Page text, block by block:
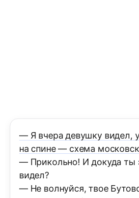
— Я вчера девушку видел,
на спине — схема
— Прикольно! И докуда ты
видел?
— Не волнуйся, твое